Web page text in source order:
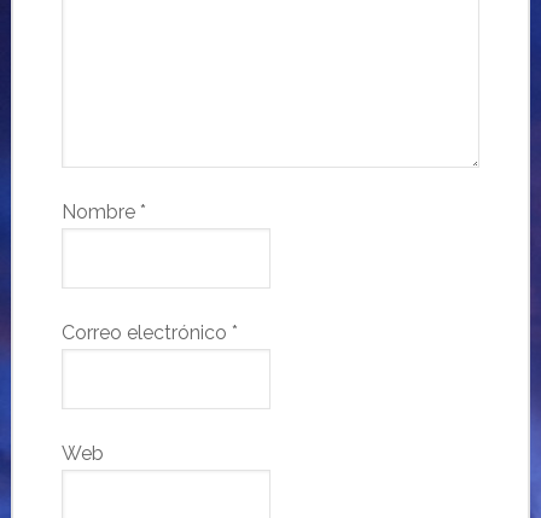
Nombre *
Correo electrónico *
Web